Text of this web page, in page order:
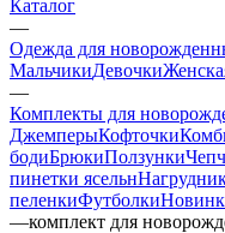
Каталог
—
Одежда для
МальчикиДевочки
—
Комплекты для
ДжемперыКофточки
бодиБрюкиПолзунки
пинетки ясельн
пеленкиФутболки
—комплект для